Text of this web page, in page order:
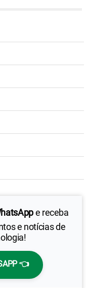
e receba
e notícias de
👈